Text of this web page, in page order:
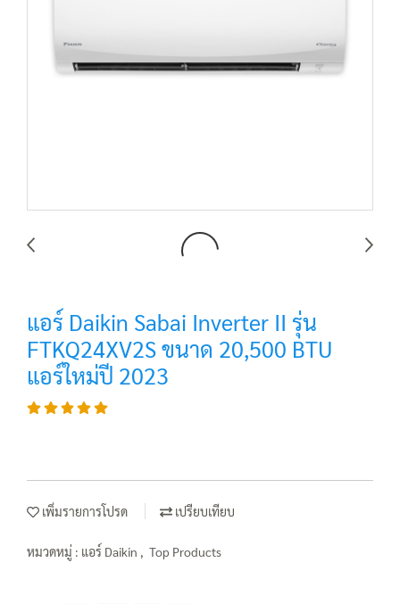
แอร์ Daikin Sabai Inverter II รุ่น
FTKQ24XV2S ขนาด 20,500 BTU
แอร์ใหม่ปี 2023
เพิ่มรายการโปรด เปรียบเทียบ
หมวดหมู่ : แอร์ Daikin , Top Products